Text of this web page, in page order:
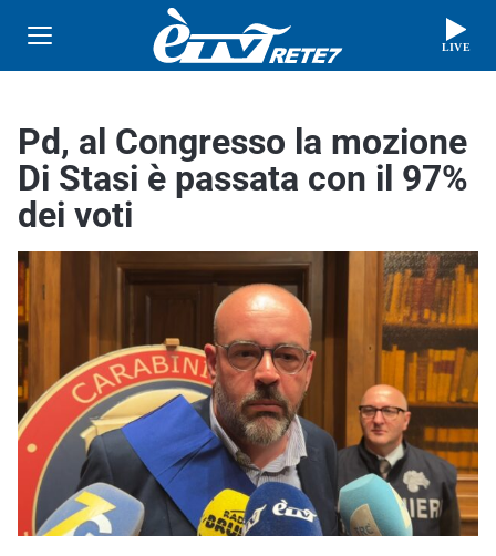
LIVE
Pd, al Congresso la mozione
Di Stasi è passata con il 97%
dei voti